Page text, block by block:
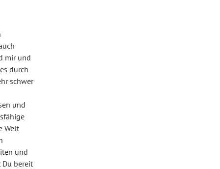
mir und
durch
schwer
und
Welt
und
Du bereit